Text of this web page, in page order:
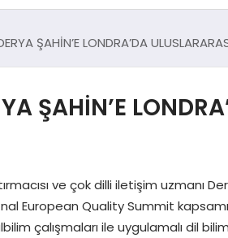
ŞAHİN’E LONDRA’DA
ŞAHİN’E
ve çok dilli iletişim uzmanı
European Quality Summit
çalışmaları ile uygulamalı dil